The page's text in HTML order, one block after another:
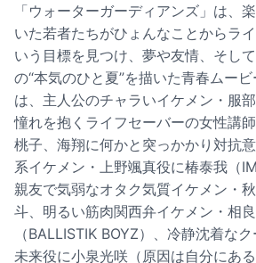
「ウォーターガーディアンズ」は、
いた若者たちがひょんなことからラ
いう目標を見つけ、夢や友情、そし
の“本気のひと夏”を描いた青春ムー
は、主人公のチャラいイケメン・服
憧れを抱くライフセーバーの女性講
桃子、海翔に何かと突っかかり対抗
系イケメン・上野颯真役に椿泰我（
親友で気弱なオタク気質イケメン・
斗、明るい筋肉関西弁イケメン・相
（BALLISTIK BOYZ）、冷静沈着な
未来役に小泉光咲（原因は自分にあ